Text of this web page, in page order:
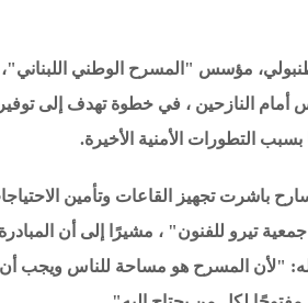
مؤسس "المسرح الوطني
النازحين ، في خطوة تهدف إلى توفير
التطورات الأمنية الأخيرة.
باشرت تجهيز القاعات وتأمين
تيرو للفنون" ، مشيرًا إلى أن
له: "لأن المسرح هو مساحة للناس ويجب